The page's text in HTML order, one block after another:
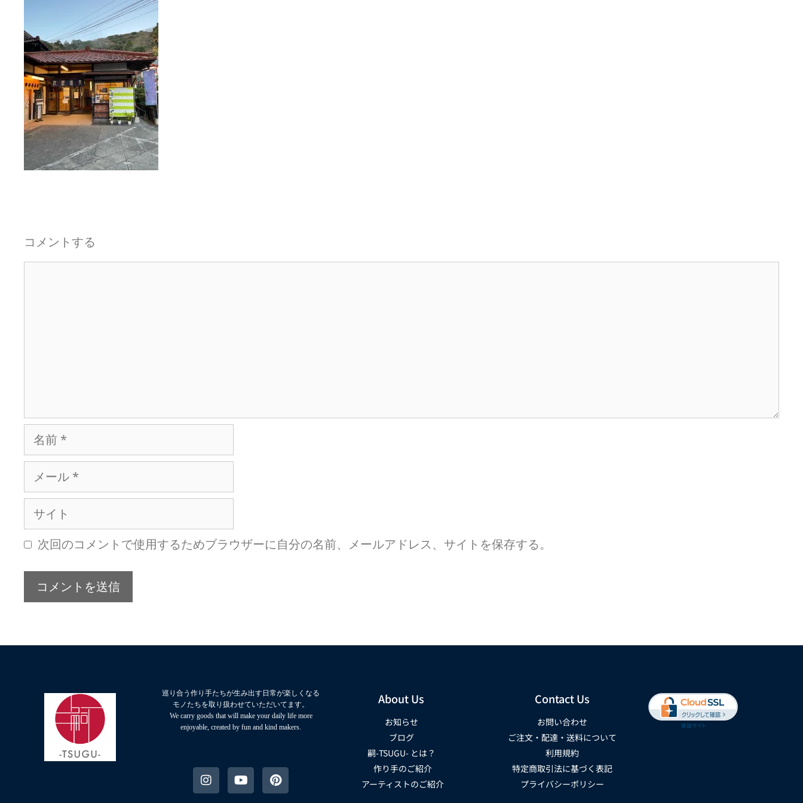
コメントする
次回のコメントで使用するためブラウザーに自分の名前、メールアドレス、サイトを保存する。
巡り合う作り手たちが生み出す日常が楽しくなる
モノたちを取り扱わせていただいてます。
We carry goods that will make your daily life more
enjoyable, created by fun and kind makers.
About Us
お知らせ
ブログ
嗣-TSUGU- とは？
作り手のご紹介
アーティストのご紹介
Contact Us
お問い合わせ
ご注文・配達・送料について
利用規約
特定商取引法に基づく表記
プライバシーポリシー